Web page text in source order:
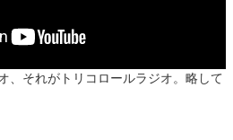
、それがトリコロールラジオ。略して